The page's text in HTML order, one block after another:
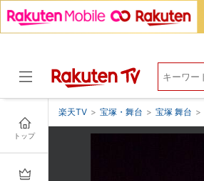
トップ
楽天TV > 宝塚・舞台 > 宝塚 舞台 >